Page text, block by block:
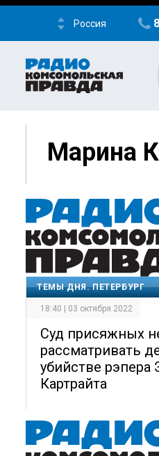
Россия
Марина
ТЕМЫ ДНЯ. ПЕТЕРБУРГ
18:40 | 03 октября 2022
Суд присяжных
рассматривать
убийстве рэпера
Картрайта